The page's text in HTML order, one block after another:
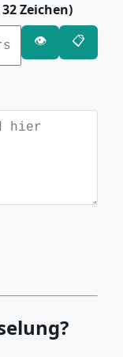
Zeichen)
👁️ 📋